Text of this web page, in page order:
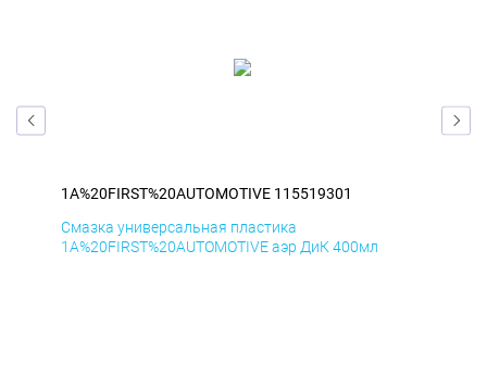
1A%20FIRST%20AUTOMOTIVE 115519301
Смазка универсальная пластика
1A%20FIRST%20AUTOMOTIVE аэр ДиК 400мл